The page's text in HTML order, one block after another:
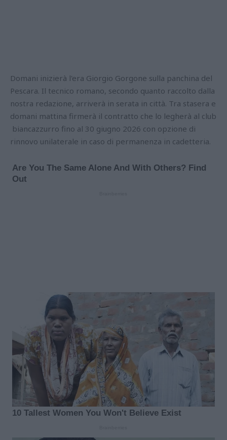
Domani inizierà l'era Giorgio Gorgone sulla panchina del
Pescara. Il tecnico romano, secondo quanto raccolto dalla
nostra redazione, arriverà in serata in città. Tra stasera e
domani mattina firmerà il contratto che lo legherà al club
biancazzurro fino al 30 giugno 2026 con opzione di
rinnovo unilaterale in caso di permanenza in cadetteria.